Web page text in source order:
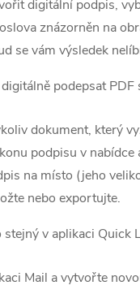
digitální podpis,
znázorněn na
se vám výsledek
podepsat
dokument, který
podpisu v
na místo (jeho
nebo exportujte.
v aplikaci Quick
Mail a vytvořte